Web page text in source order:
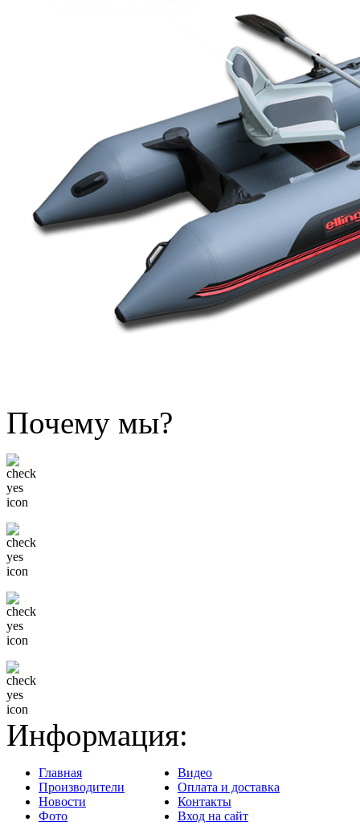
Почему мы?
Информация:
Главная
Производители
Новости
Фото
Видео
Оплата и доставка
Контакты
Вход на сайт